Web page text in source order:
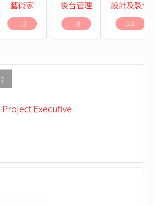
藝術家
13
後台管理
18
設計及製作
24
Executive